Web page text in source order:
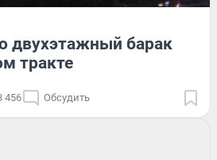
двухэтажный барак
тракте
456 Обсудить